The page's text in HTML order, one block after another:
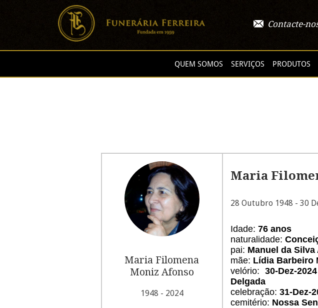
Contacte-
QUEM SOMOS SERVIÇOS PRODUTOS
Maria Filomena
Moniz Afonso
1948 - 2024
Maria
28 Outubro 1948 - 30
Idade: 76 anos
naturalidade:
pai: Manuel da Silva
mãe: Lídia Barbeiro
velório: 30-Dez-
Delgada
celebração: 31-Dez-
cemitério: Nossa